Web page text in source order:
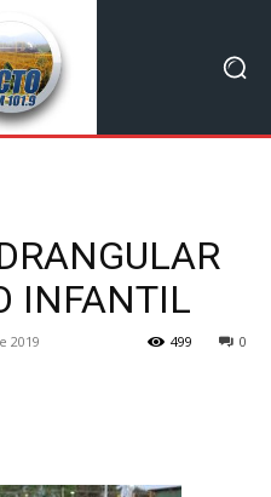
INFANTIL
2019 0
499